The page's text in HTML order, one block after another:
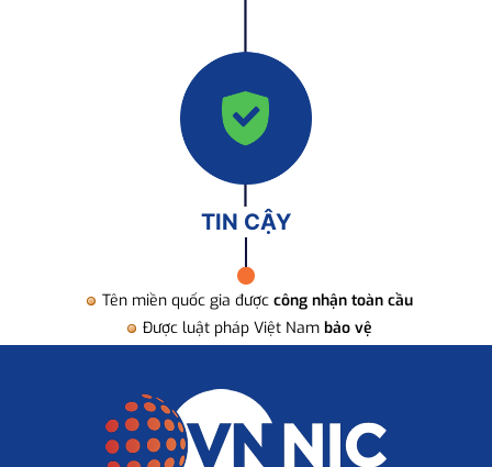
TIN CẬY
Tên miền quốc gia được công nhận toàn cầu
Được luật pháp Việt Nam bảo vệ